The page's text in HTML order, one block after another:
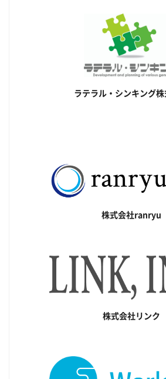
ラテラル・シンキング
株式会社ranryu
株式会社リンク